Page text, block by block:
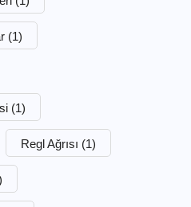
(1)
(1)
Regl Ağrısı (1)